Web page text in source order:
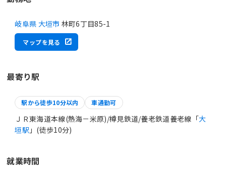
岐阜県 大垣市 林町6丁目85-1
マップを見る
最寄り駅
駅から徒歩10分以内 車通勤可
ＪＲ東海道本線(熱海－米原)/樽見鉄道/養老鉄道養老線「大
垣駅 」(徒歩10分)
就業時間